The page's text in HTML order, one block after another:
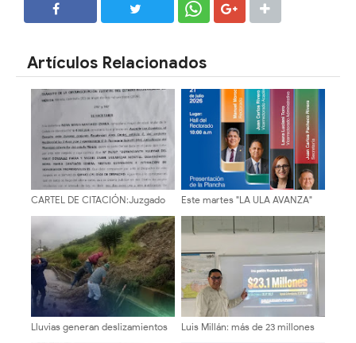
Artículos Relacionados
CARTEL DE CITACIÓN:Juzgado
lo Civil, Mercantil y del Tránsito
de la Circunscripción Judicial
del Estado Bolivariano de Mérida
Este martes "LA ULA AVANZA"
Lluvias generan deslizamientos
Luis Millán: más de 23 millones